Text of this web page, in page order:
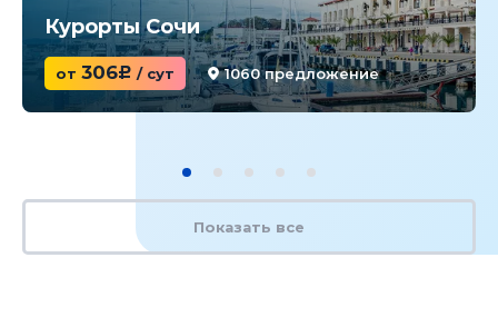
Курорты Сочи
от 306c / сут 1060 предложение
Показать все